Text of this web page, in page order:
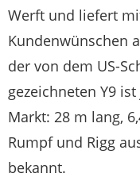
Werft und liefert
Kundenwünschen
der von dem US-
gezeichneten Y9
Markt: 28 m lang,
Rumpf und Rigg
bekannt.